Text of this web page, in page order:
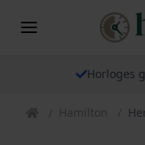
Horloges
Hamilton